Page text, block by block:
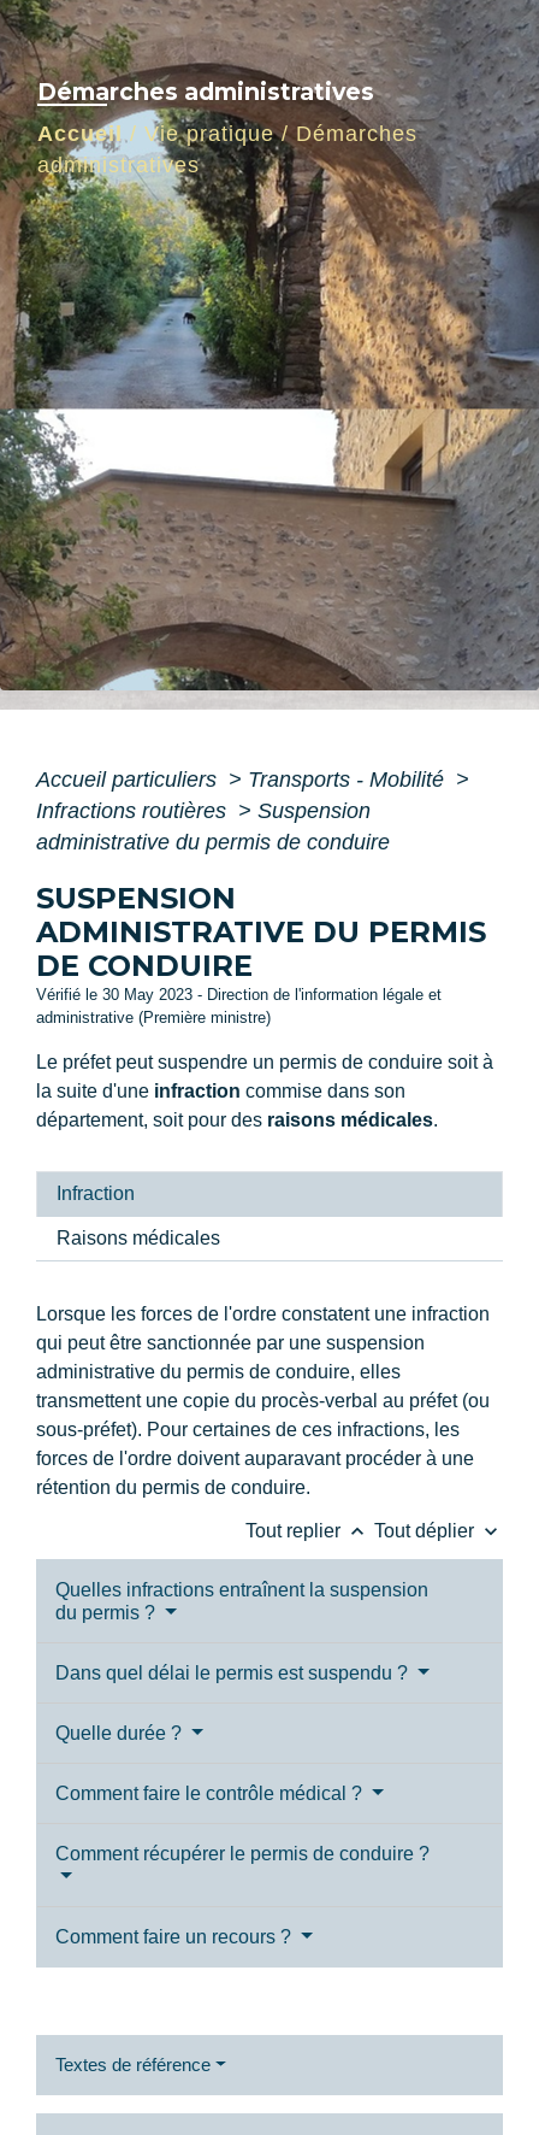
Démarches administratives
Accueil/ Vie pratique/Démarches
administratives
Accueil particuliers > Transports - Mobilité >
Infractions routières > Suspension
administrative du permis de conduire
SUSPENSION
ADMINISTRATIVE DU PERMIS
DE CONDUIRE
Vérifié le 30 May 2023 - Direction de l'information légale et
administrative (Première ministre)
Le préfet peut suspendre un permis de conduire soit à
la suite d'une infraction commise dans son
département, soit pour des raisons médicales.
Infraction
Raisons médicales
Lorsque les forces de l'ordre constatent une infraction
qui peut être sanctionnée par une suspension
administrative du permis de conduire, elles
transmettent une copie du procès-verbal au préfet (ou
sous-préfet). Pour certaines de ces infractions, les
forces de l'ordre doivent auparavant procéder à une
rétention du permis de conduire.
Tout replier keyboard_arrow_up Tout déplier keyboard_arrow_down
Quelles infractions entraînent la suspension
du permis ?
Dans quel délai le permis est suspendu ?
Quelle durée ?
Comment faire le contrôle médical ?
Comment récupérer le permis de conduire ?
Comment faire un recours ?
Textes de référence